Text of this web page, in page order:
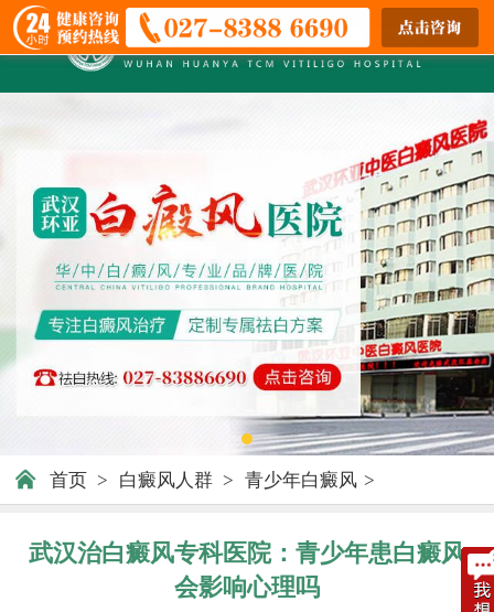
首页 > 白癜风人群 > 青少年白癜风 >
武汉治白癜风专科医院：青少年患白癜风
会影响心理吗